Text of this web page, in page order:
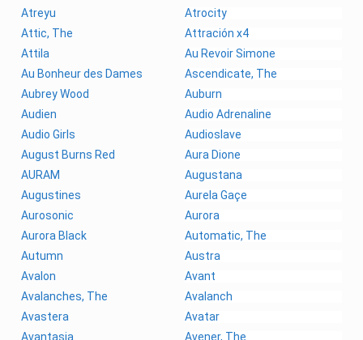
Atreyu
Atrocity
Attic, The
Attración x4
Attila
Au Revoir Simone
Au Bonheur des Dames
Ascendicate, The
Aubrey Wood
Auburn
Audien
Audio Adrenaline
Audio Girls
Audioslave
August Burns Red
Aura Dione
AURAM
Augustana
Augustines
Aurela Gaçe
Aurosonic
Aurora
Aurora Black
Automatic, The
Autumn
Austra
Avalon
Avant
Avalanches, The
Avalanch
Avastera
Avatar
Avantasia
Avener, The